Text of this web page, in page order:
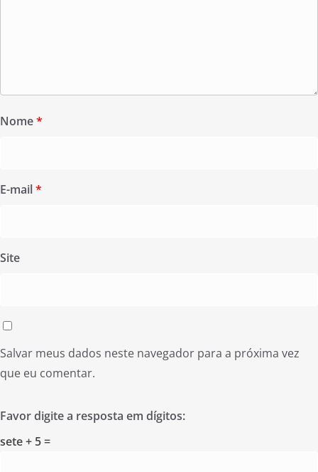
Nome*
E-mail*
Site
Salvar meus dados neste navegador para a próxima vez
que eu comentar.
Favor digite a resposta em dígitos:
sete + 5 =